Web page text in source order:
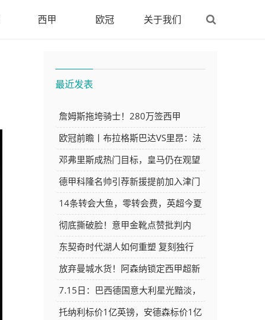
西甲 欧冠 关于我们
最近发表
詹姆斯拖垮骑士！280万签西甲
MVP，现在遭皇马拒绝，刚签就要裁
欧冠前瞻丨布拉格斯巴达VS里昂：法
甲豪强的宿敌
邓弗里斯成热门目标，皇马仍在观望
德甲科隆名帅引荐新援提前加入津门
虎，向云南玉昆首秀展现顶级水平
14条转会大鱼，零转会费，英超今夏
的免费午餐有多香？众豪门哄抢
彻底撕破脸！意甲金靴点赞批判内
容，矛头对准阿根廷主帅，国米世界
杯神纪录落幕
东契奇时代湖人如何重塑 复刻独行
侠OR改学步行者？
放弃曼城水货！阿森纳锁定西甲超新
星，完美替代队内王牌
7.15日：巴西德国意大利星光黯淡，
意甲青训崛起能否逆袭翻身？
托纳利标价1亿英镑，安德森标价1亿